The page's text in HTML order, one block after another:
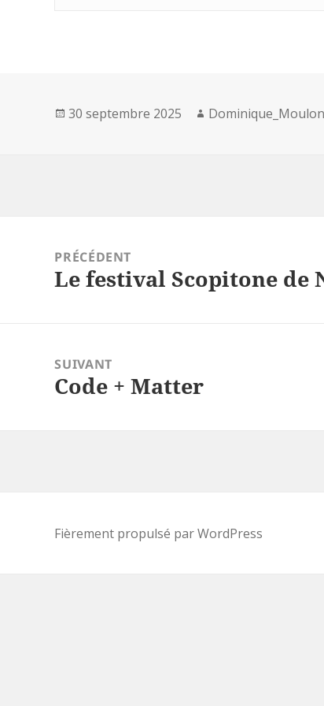
Publié
30 septembre 2025 Auteur
Dominique_Moulon
PRÉCÉDENT
Article
Le festival Scopitone de
SUIVANT
Article
Code + Matter
Fièrement propulsé par WordPress